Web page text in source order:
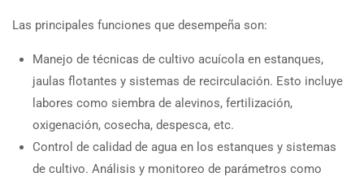
Las principales funciones que desempeña son:
Manejo de técnicas de cultivo acuícola en estanques,
jaulas flotantes y sistemas de recirculación. Esto incluye
labores como siembra de alevinos, fertilización,
oxigenación, cosecha, despesca, etc.
Control de calidad de agua en los estanques y sistemas
de cultivo. Análisis y monitoreo de parámetros como